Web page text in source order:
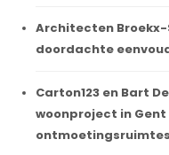
Architecten
doordachte
Carton123 en Bart
woonproject in
ontmoetingsruimtes